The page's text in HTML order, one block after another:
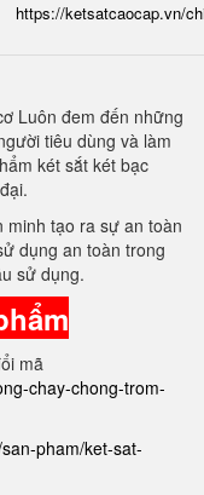
https://ketsatcaocap.vn/
Luôn đem đến những
tiêu dùng và làm
két sắt két bạc
minh tạo ra sự an toàn
dụng an toàn trong
sử dụng.
mã
chay-chong-trom-
pham/ket-sat-